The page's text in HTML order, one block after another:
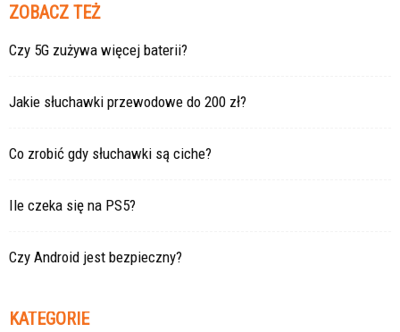
ZOBACZ TEŻ
Czy 5G zużywa więcej baterii?
Jakie słuchawki przewodowe do 200 zł?
Co zrobić gdy słuchawki są ciche?
Ile czeka się na PS5?
Czy Android jest bezpieczny?
KATEGORIE